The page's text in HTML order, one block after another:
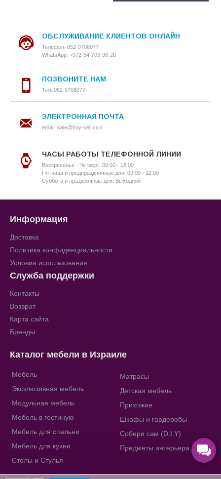
ОБСЛУЖИВАНИЕ КЛИЕНТОВ ОНЛАЙН
Телефон: 052-9708077
WhatsApp: +972-54-703-98-20
ПОЗВОНИТЕ НАМ
Тел: 052-9708077
ЭЛЕКТРОННАЯ ПОЧТА
email: sale@buy-sell.co.il
ЧАСЫ РАБОТЫ ТЕЛЕФОННОЙ ЛИНИИ
Воскресенье - Четверг: 09:00 - 18:00
Пятница и предпраздничные дни: 09:00 - 12:00
Суббота и праздничные дни: Выходной
Информация
Доставка
Политика конфиденциальности
Условия использования
Служба поддержки
Контакты
Возврат
Карта сайта
Бренды
Каталог мебели в Израиле
Мебель
Эксклюзивная мебель
Модульная мебель
Мебель в гостиную
Мебель для спальни
Мебель для кухни
Столы и Стулья
Матрасы
Детская мебель
Прихожие
Шкафы и гардеробы
Собери сам (D.I.Y)
Предметы интерьера